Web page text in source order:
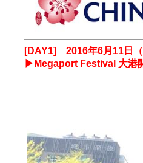
[DAY1] 2016年6月11日
▶ Megaport Festival 大港